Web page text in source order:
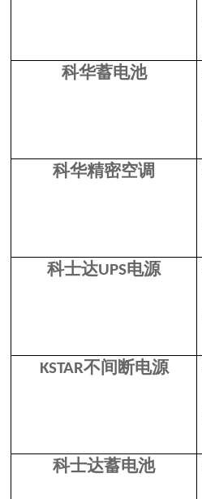
科华蓄电池
科华精密空调
科士达UPS电源
KSTAR不间断电源
科士达蓄电池